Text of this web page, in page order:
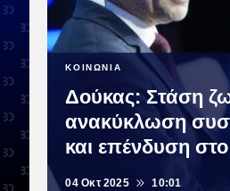
ΚΟΙΝΩΝΙΑ
Δούκας: Στάση
ανακύκλωση
και επένδυση
04 Οκτ 2025 10:01